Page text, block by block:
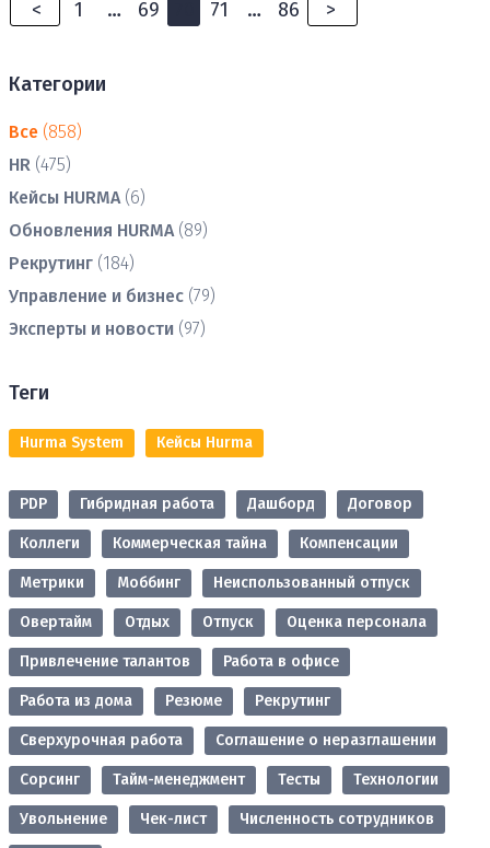
< 1 … 69 71 … 86 >
Категории
Все (858)
HR (475)
Кейсы HURMA (6)
Обновления HURMA (89)
Рекрутинг (184)
Управление и бизнес (79)
Эксперты и новости (97)
Теги
Hurma System Кейсы Hurma
PDP Гибридная работа Дашборд Договор
Коллеги Коммерческая тайна Компенсации
Метрики Моббинг Неиспользованный отпуск
Овертайм Отдых Отпуск Оценка персонала
Привлечение талантов Работа в офисе
Работа из дома Резюме Рекрутинг
Сверхурочная работа Соглашение о неразглашении
Сорсинг Тайм-менеджмент Тесты Технологии
Увольнение Чек-лист Численность сотрудников